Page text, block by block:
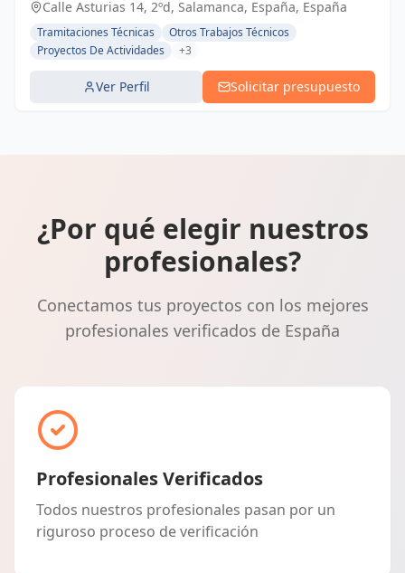
Calle Asturias 14, 2ºd, Salamanca, España, España
Tramitaciones Técnicas
Otros Trabajos Técnicos
Proyectos De Actividades
+3
Ver Perfil Solicitar presupuesto
¿Por qué elegir nuestros
profesionales?
Conectamos tus proyectos con los mejores
profesionales verificados de España
Profesionales Verificados
Todos nuestros profesionales pasan por un
riguroso proceso de verificación